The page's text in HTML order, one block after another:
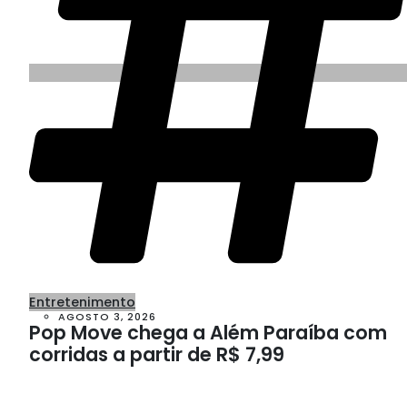
Entretenimento
AGOSTO 3, 2026
Pop Move chega a Além Paraíba com
corridas a partir de R$ 7,99